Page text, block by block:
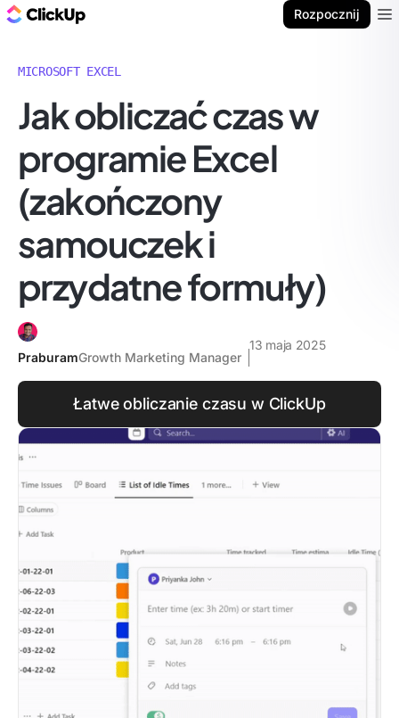
Rozpocznij
MICROSOFT EXCEL
Jak obliczać czas w
programie Excel
(zakończony
samouczek i
przydatne formuły)
PraburamGrowth Marketing Manager
13 maja 2025
Łatwe obliczanie czasu w ClickUp